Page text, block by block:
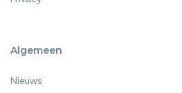
Algemeen
Nieuws